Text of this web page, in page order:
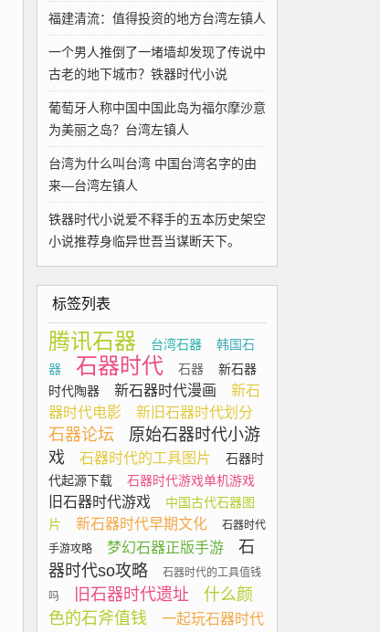
福建清流：值得投资的地方台湾左镇人
一个男人推倒了一堵墙却发现了传说中
古老的地下城市？铁器时代小说
葡萄牙人称中国中国此岛为福尔摩沙意
为美丽之岛？台湾左镇人
台湾为什么叫台湾 中国台湾名字的由
来—台湾左镇人
铁器时代小说爱不释手的五本历史架空
小说推荐身临异世吾当谋断天下。
标签列表
腾讯石器 台湾石器
韩国石
器
石器时代 石器
新石器
时代陶器
新石器时代漫画
新石
器时代电影
新旧石器时代划分
石器论坛
原始石器时代小游
戏
石器时代的工具图片
石器时
代起源下载
石器时代游戏单机游戏
旧石器时代游戏
中国古代石器图
片
新石器时代早期文化
石器时代
手游攻略
梦幻石器正版手游
石
器时代so攻略
石器时代的工具值钱
吗
旧石器时代遗址
什么颜
色的石斧值钱
一起玩石器时代